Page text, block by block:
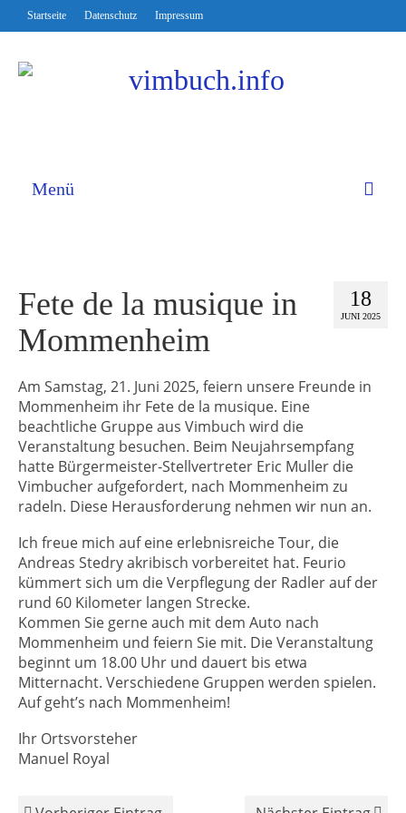
Startseite Datenschutz Impressum
Menü
18
JUNI 2025
Fete de la musique in
Mommenheim
Am Samstag, 21. Juni 2025, feiern unsere Freunde in
Mommenheim ihr Fete de la musique. Eine
beachtliche Gruppe aus Vimbuch wird die
Veranstaltung besuchen. Beim Neujahrsempfang
hatte Bürgermeister-Stellvertreter Eric Muller die
Vimbucher aufgefordert, nach Mommenheim zu
radeln. Diese Herausforderung nehmen wir nun an.
Ich freue mich auf eine erlebnisreiche Tour, die
Andreas Stedry akribisch vorbereitet hat. Feurio
kümmert sich um die Verpflegung der Radler auf der
rund 60 Kilometer langen Strecke.
Kommen Sie gerne auch mit dem Auto nach
Mommenheim und feiern Sie mit. Die Veranstaltung
beginnt um 18.00 Uhr und dauert bis etwa
Mitternacht. Verschiedene Gruppen werden spielen.
Auf geht’s nach Mommenheim!
Ihr Ortsvorsteher
Manuel Royal